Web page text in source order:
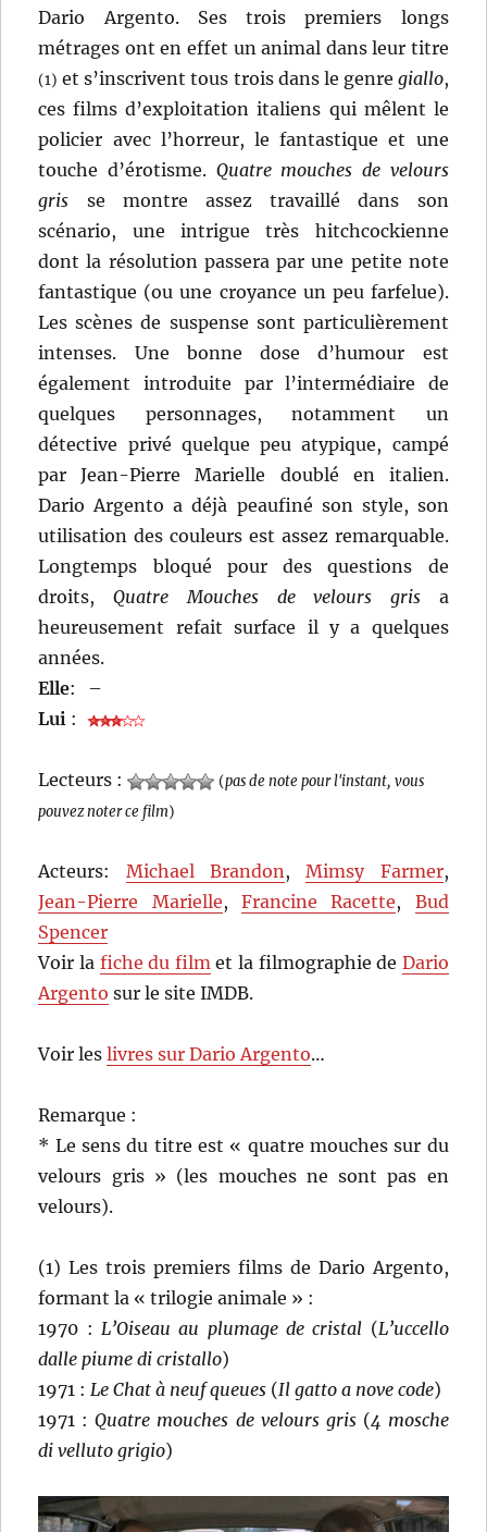
Dario Argento. Ses trois premiers longs
métrages ont en effet un animal dans leur titre
(1) et s’inscrivent tous trois dans le genre giallo,
ces films d’exploitation italiens qui mêlent le
policier avec l’horreur, le fantastique et une
touche d’érotisme. Quatre mouches de velours
gris se montre assez travaillé dans son
scénario, une intrigue très hitchcockienne
dont la résolution passera par une petite note
fantastique (ou une croyance un peu farfelue).
Les scènes de suspense sont particulièrement
intenses. Une bonne dose d’humour est
également introduite par l’intermédiaire de
quelques personnages, notamment un
détective privé quelque peu atypique, campé
par Jean-Pierre Marielle doublé en italien.
Dario Argento a déjà peaufiné son style, son
utilisation des couleurs est assez remarquable.
Longtemps bloqué pour des questions de
droits,Quatre Mouches de velours grisa
heureusement refait surface il y a quelques
années.
Elle:
–
Lui :
Lecteurs : (pas de note pour l'instant, vous
pouvez noter ce film)
Acteurs: Michael Brandon,Mimsy Farmer,
Jean-Pierre Marielle,Francine Racette, Bud
Spencer
Voir la fiche du filmet la filmographie de Dario
Argento sur le site IMDB.
Voir leslivres sur Dario Argento…
Remarque :
* Le sens du titre est « quatre mouches sur du
velours gris » (les mouches ne sont pas en
velours).
(1) Les trois premiers films de Dario Argento,
formant la « trilogie animale » :
1970 : L’Oiseau au plumage de cristal (L’uccello
dalle piume di cristallo)
1971 :Le Chat à neuf queues (Il gatto a nove code)
1971 :Quatre mouches de velours gris(4 mosche
di velluto grigio)